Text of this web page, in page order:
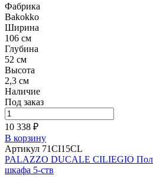
Фабрика
Bakokko
Ширина
106 см
Глубина
52 см
Высота
2,3 см
Наличие
Под заказ
10 338 ₽
В корзину
Артикул 71CI15CL
PALAZZO DUCALE CILIEGIO
шкафа 5-ств